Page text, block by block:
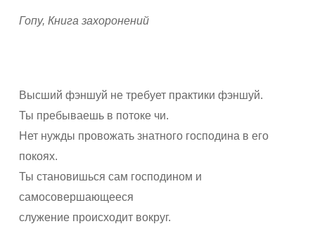
Гопу, Книга захоронений
Высший фэншуй не требует практики фэншуй.
Ты пребываешь в потоке чи.
Нет нужды провожать знатного господина в его
покоях.
Ты становишься сам господином и
самосовершающееся
служение происходит вокруг.